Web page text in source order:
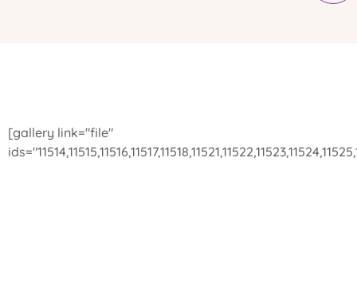
[gallery link="file"